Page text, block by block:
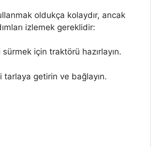
oldukça kolaydır, ancak
izlemek gereklidir:
için traktörü hazırlayın.
tarlaya getirin ve bağlayın.